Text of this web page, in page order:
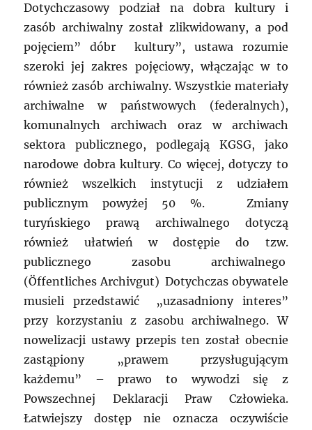
Dotychczasowy podział na dobra kultury i
zasób archiwalny został zlikwidowany, a pod
pojęciem” dóbr kultury”, ustawa rozumie
szeroki jej zakres pojęciowy, włączając w to
również zasób archiwalny. Wszystkie materiały
archiwalne w państwowych (federalnych),
komunalnych archiwach oraz w archiwach
sektora publicznego, podlegają KGSG, jako
narodowe dobra kultury. Co więcej, dotyczy to
również wszelkich instytucji z udziałem
publicznym powyżej 50 %. Zmiany
turyńskiego prawą archiwalnego dotyczą
również ułatwień w dostępie do tzw.
publicznego zasobu archiwalnego
(Öffentliches Archivgut) Dotychczas obywatele
musieli przedstawić „uzasadniony interes”
przy korzystaniu z zasobu archiwalnego. W
nowelizacji ustawy przepis ten został obecnie
zastąpiony „prawem przysługującym
każdemu” – prawo to wywodzi się z
Powszechnej Deklaracji Praw Człowieka.
Łatwiejszy dostęp nie oznacza oczywiście